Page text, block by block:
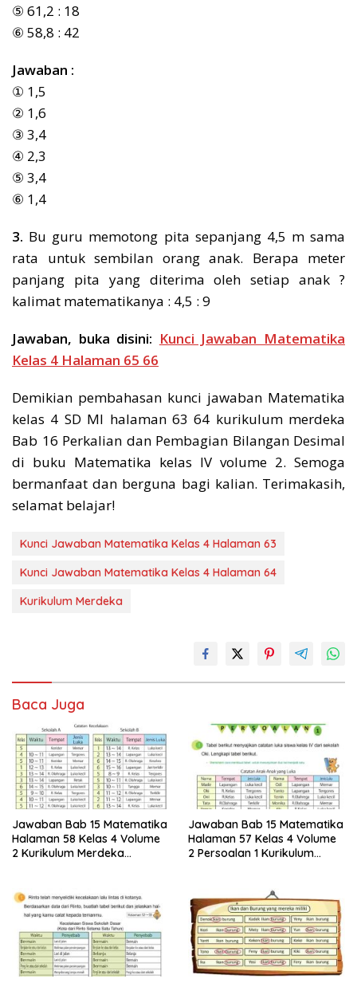
⑤ 61,2 : 18
⑥ 58,8 : 42
Jawaban :
① 1,5
② 1,6
③ 3,4
④ 2,3
⑤ 3,4
⑥ 1,4
3. Bu guru memotong pita sepanjang 4,5 m sama
rata untuk sembilan orang anak. Berapa meter
panjang pita yang diterima oleh setiap anak ?
kalimat matematikanya : 4,5 : 9
Jawaban, buka disini: Kunci Jawaban Matematika
Kelas 4 Halaman 65 66
Demikian pembahasan kunci jawaban Matematika
kelas 4 SD MI halaman 63 64 kurikulum merdeka
Bab 16 Perkalian dan Pembagian Bilangan Desimal
di buku Matematika kelas IV volume 2. Semoga
bermanfaat dan berguna bagi kalian. Terimakasih,
selamat belajar!
Kunci Jawaban Matematika Kelas 4 Halaman 63
Kunci Jawaban Matematika Kelas 4 Halaman 64
Kurikulum Merdeka
Baca Juga
Jawaban Bab 15 Matematika
Halaman 58 Kelas 4 Volume
2 Kurikulum Merdeka
Jawaban Bab 15 Matematika
Halaman 57 Kelas 4 Volume
2 Persoalan 1 Kurikulum